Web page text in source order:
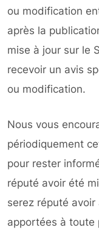
ou modification
après la
mise à jour sur le
recevoir un avis
ou modification.
Nous vous
périodiquement
pour rester
réputé avoir été
serez réputé
apportées à toute